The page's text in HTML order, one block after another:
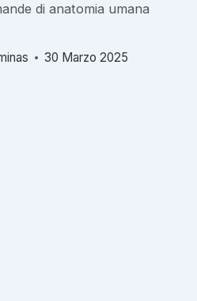
di anatomia umana
30 Marzo 2025